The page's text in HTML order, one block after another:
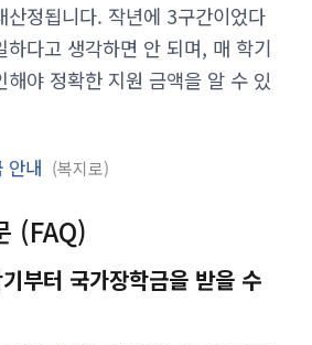
산정됩니다. 작년에 3구간이었다
하다고 생각하면 안 되며, 매 학기
해야 정확한 지원 금액을 알 수 있
안내 복지로
(FAQ)
부터 국가장학금을 받을 수